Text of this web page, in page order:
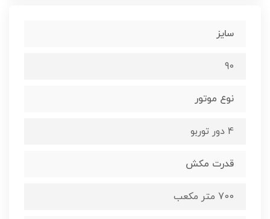
سایز
90
نوع موتور
4 دور توربو
قدرت مکش
700 متر مکعب